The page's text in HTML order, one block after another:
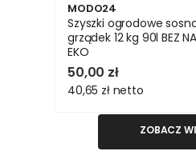
MODO24
Szyszki ogrodowe
grządek 12 kg 90l BEZ
EKO
50,00 zł
40,65 zł netto
ZOBACZ